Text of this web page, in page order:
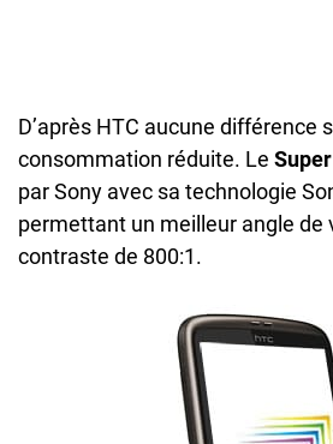
D’après HTC aucune différence
consommation réduite. Le
par Sony avec sa technologie
permettant un meilleur angle de
contraste de 800:1.